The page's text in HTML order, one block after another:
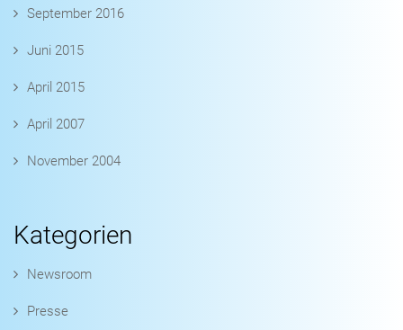
September 2016
Juni 2015
April 2015
April 2007
November 2004
Kategorien
Newsroom
Presse